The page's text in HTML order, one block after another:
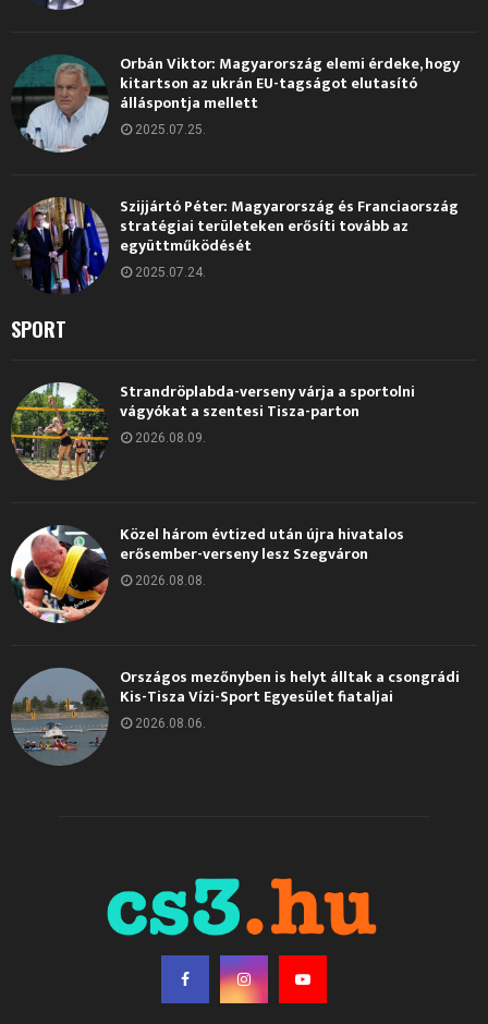
Orbán Viktor: Magyarország elemi érdeke, hogy
kitartson az ukrán EU-tagságot elutasító
álláspontja mellett
2025.07.25.
Szijjártó Péter: Magyarország és Franciaország
stratégiai területeken erősíti tovább az
együttműködését
2025.07.24.
SPORT
Strandröplabda-verseny várja a sportolni
vágyókat a szentesi Tisza-parton
2026.08.09.
Közel három évtized után újra hivatalos
erősember-verseny lesz Szegváron
2026.08.08.
Országos mezőnyben is helyt álltak a csongrádi
Kis-Tisza Vízi-Sport Egyesület fiataljai
2026.08.06.